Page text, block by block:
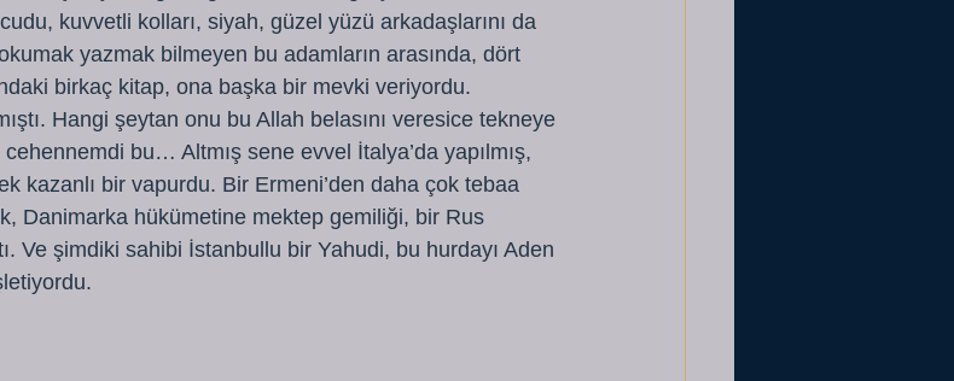
kuvvetli kolları, siyah, güzel yüzü arkadaşlarını da
yazmak bilmeyen bu adamların arasında, dört
birkaç kitap, ona başka bir mevki veriyordu.
Hangi şeytan onu bu Allah belasını veresice tekneye
bu… Altmış sene evvel İtalya’da yapılmış,
kazanlı bir vapurdu. Bir Ermeni’den daha çok tebaa
Danimarka hükümetine mektep gemiliği, bir Rus
Ve şimdiki sahibi İstanbullu bir Yahudi, bu hurdayı Aden